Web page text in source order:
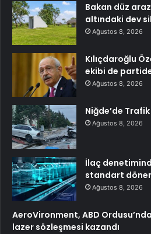
Bakan düz
altındaki dev
Ağustos 8, 2026
Kılıçdaroğlu
ekibi de
Ağustos 8, 2026
Niğde’de Trafik
Ağustos 8, 2026
İlaç
standart
Ağustos 8, 2026
AeroVironment, ABD
lazer sözleşmesi kazandı